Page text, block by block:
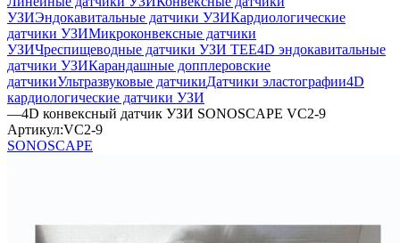
УЗИЭндокавитальные датчики УЗИКардиологические
датчики УЗИМикроконвексные датчики
УЗИЧреспищеводные датчики УЗИ TEE4D эндокавитальные
датчики УЗИКарандашные допплеровские
датчикиУльтразвуковые датчикиДатчики эластографии4D
кардиологические датчики УЗИ
—4D конвексный датчик УЗИ SONOSCAPE VC2-9
Артикул:VC2-9
SONOSCAPE